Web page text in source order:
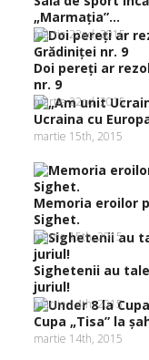
„Marmaţia”...
martie 22nd, 2015
Doi pereţi ar
nr. 9
martie 22nd, 2015
Ucraina cu
martie 15th, 2015
Memoria eroilor
Sighet.
martie 15th, 2015
Sighetenii au
juriul!
martie 14th, 2015
Cupa „Tisa” la
martie 14th, 2015